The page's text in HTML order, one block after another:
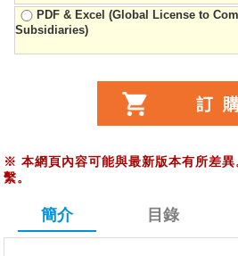
PDF & Excel (Global License to
Subsidiaries)
※ 本網頁內容可能與最新版本有所差
繫。
簡介 目錄